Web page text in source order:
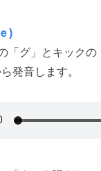
)
「グ」とキックの
発音します。